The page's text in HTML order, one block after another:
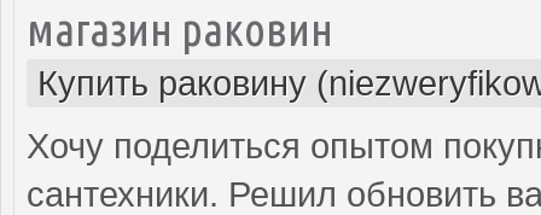
магазин раковин
Купить раковину
Хочу поделиться опытом
сантехники. Решил обновить